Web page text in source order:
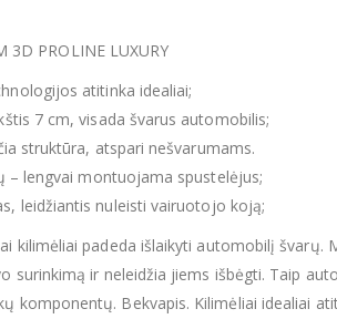
3D PROLINE LUXURY
atitinka idealiai;
7 cm, visada švarus automobilis;
struktūra, atspari nešvarumams.
– lengvai montuojama spustelėjus;
leidžiantis nuleisti vairuotojo koją;
kilimėliai padeda išlaikyti automobilį švarų.
surinkimą ir neleidžia jiems išbėgti. Taip
komponentų. Bekvapis. Kilimėliai idealiai